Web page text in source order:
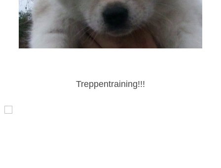
Treppentraining!!!